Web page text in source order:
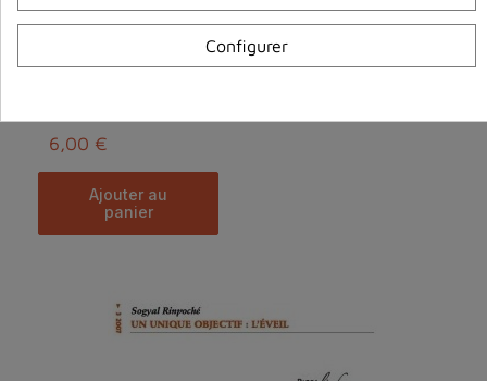
6,00 €
ajouter au
panier
Configurer